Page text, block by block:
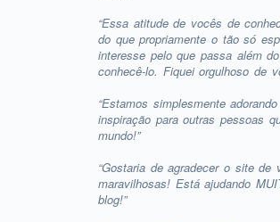
“Essa atitude de vocês de
do que propriamente o tão só
interesse pelo que passa além
conhecê-lo. Fiquei orgulhoso de
“Estamos simplesmente
inspiração para outras pessoas
mundo!”
“Gostaria de agradecer o site
maravilhosas! Está ajudando
blog!”